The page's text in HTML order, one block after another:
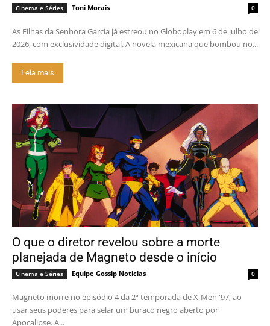
Cinema e Séries Toni Morais 0
As Filhas da Senhora Garcia já estreou no Globoplay em 6 de julho de
2026, com exclusividade digital. A novela mexicana que bombou no...
Leia mais
O que o diretor revelou sobre a morte
planejada de Magneto desde o início
Cinema e Séries Equipe Gossip Notícias 0
Magneto morre no episódio 4 da 2ª temporada de X-Men '97, ao
usar seus poderes para selar um buraco negro aberto por
Apocalipse. A...